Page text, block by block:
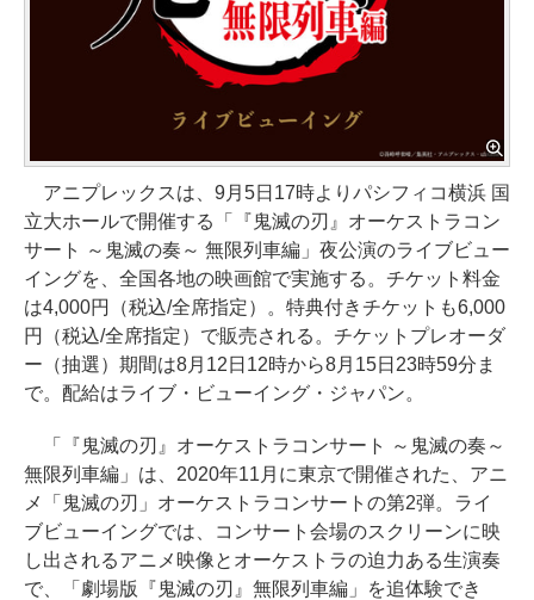
アニプレックスは、9月5日17時よりパシフィコ横浜 国
立大ホールで開催する「『鬼滅の刃』オーケストラコン
サート ～鬼滅の奏～ 無限列車編」夜公演のライブビュー
イングを、全国各地の映画館で実施する。チケット料金
は4,000円（税込/全席指定）。特典付きチケットも6,000
円（税込/全席指定）で販売される。チケットプレオーダ
ー（抽選）期間は8月12日12時から8月15日23時59分ま
で。配給はライブ・ビューイング・ジャパン。
「『鬼滅の刃』オーケストラコンサート ～鬼滅の奏～
無限列車編」は、2020年11月に東京で開催された、アニ
メ「鬼滅の刃」オーケストラコンサートの第2弾。ライ
ブビューイングでは、コンサート会場のスクリーンに映
し出されるアニメ映像とオーケストラの迫力ある生演奏
で、「劇場版『鬼滅の刃』無限列車編」を追体験でき